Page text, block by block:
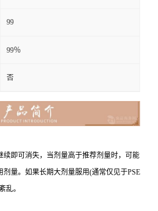
99
99％
否
续即可消失，当剂量高于推荐剂量时，可能
量。如果长期大剂量服用(通常仅见于PSE
乱。